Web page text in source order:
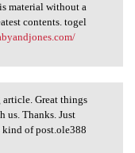
material without a
contents. togel
article. Great things
us. Thanks. Just
of post.ole388